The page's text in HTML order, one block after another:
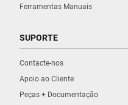
Ferramentas Manuais
SUPORTE
Contacte-nos
Apoio ao Cliente
Peças + Documentação